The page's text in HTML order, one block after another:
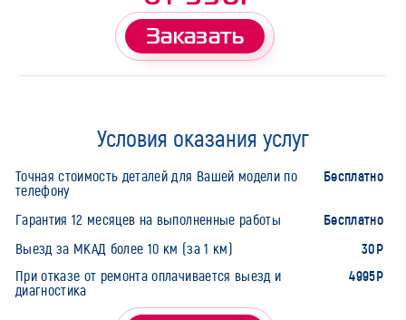
Заказать
Условия оказания услуг
Точная стоимость деталей для Вашей модели по
телефону
Бесплатно
Гарантия 12 месяцев на выполненные работы Бесплатно
Выезд за МКАД более 10 км (за 1 км) 30Р
При отказе от ремонта оплачивается выезд и
диагностика
4995Р